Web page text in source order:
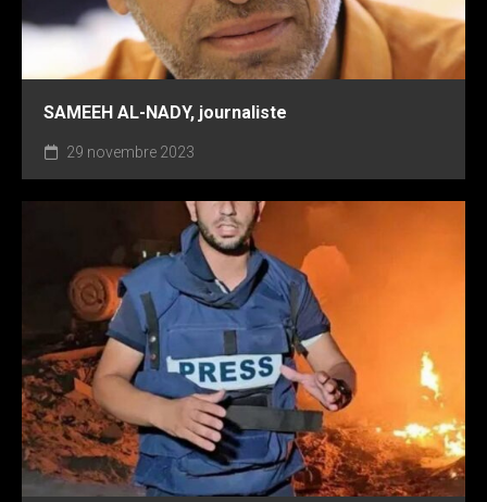
SAMEEH AL-NADY, journaliste
29 novembre 2023